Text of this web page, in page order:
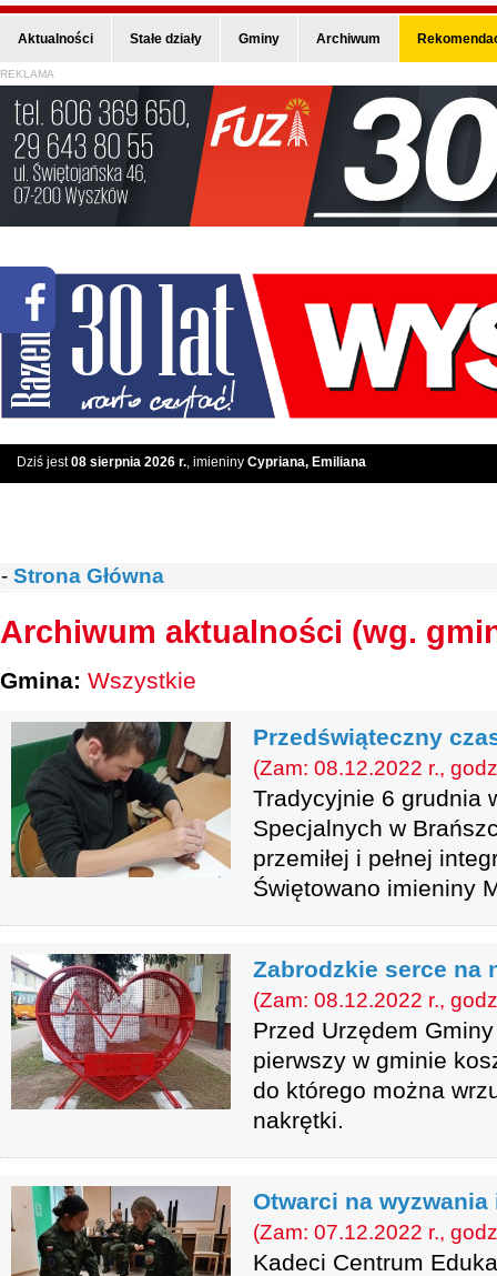
Aktualności Stałe działy Gminy Archiwum
REKLAMA
Dziś jest08 sierpnia 2026 r., imieniny Cypriana, Emiliana
- Strona Główna
Archiwum aktualności (wg.
Gmina: Wszystkie
Przedświąteczny
(Zam: 08.12.2022 r.,
Tradycyjnie 6 grudnia
Specjalnych w
przemiłej i pełnej
Świętowano imieniny
Zabrodzkie serce na
(Zam: 08.12.2022 r.,
Przed Urzędem
pierwszy w gminie
do którego można
nakrętki.
Otwarci na wyzwania
(Zam: 07.12.2022 r.,
Kadeci Centrum